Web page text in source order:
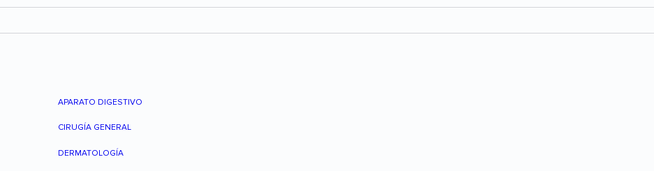
APARATO DIGESTIVO
CIRUGÍA GENERAL
DERMATOLOGÍA